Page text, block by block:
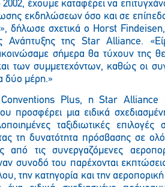
έχουμε καταφέρει να
εκδηλώσεων όσο και σε
δήλωσε σχετικά ο Horst
Ανάπτυξης της Star Alliance.
σήμερα θα τύχουν της
των συμμετεχόντων, καθώς οι
δύο μέρη.»
Plus, η Star Alliance
προσφέρει μια ειδικά
ταξιδιωτικές
τη δυνατότητα πρόσβασης σε
τις συνεργαζόμενες
συνοδό του παρέχονται
την κατηγορία και την